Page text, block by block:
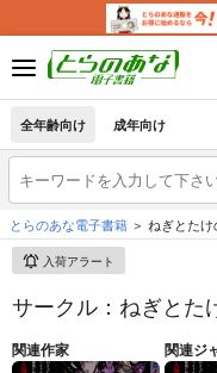
全年齢向け 成年向け
とらのあな電子書籍 ねぎとたけ
入荷アラート
サークル：ねぎとた
関連作家 関連ジ